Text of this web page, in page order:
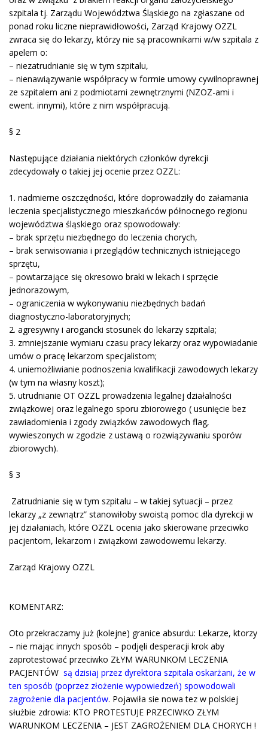
szpitala tj. Zarządu Województwa Śląskiego na zgłaszane od
ponad roku liczne nieprawidłowości, Zarząd Krajowy OZZL
zwraca się do lekarzy, którzy nie są pracownikami w/w szpitala z
apelem o:
– niezatrudnianie się w tym szpitalu,
– nienawiązywanie współpracy w formie umowy cywilnoprawnej
ze szpitalem ani z podmiotami zewnętrznymi (NZOZ-ami i
ewent. innymi), które z nim współpracują.
§ 2
Następujące działania niektórych członków dyrekcji
zdecydowały o takiej jej ocenie przez OZZL:
1. nadmierne oszczędności, które doprowadziły do załamania
leczenia specjalistycznego mieszkańców północnego regionu
województwa śląskiego oraz spowodowały:
– brak sprzętu niezbędnego do leczenia chorych,
– brak serwisowania i przeglądów technicznych istniejącego
sprzętu,
– powtarzające się okresowo braki w lekach i sprzęcie
jednorazowym,
– ograniczenia w wykonywaniu niezbędnych badań
diagnostyczno-laboratoryjnych;
2. agresywny i arogancki stosunek do lekarzy szpitala;
3. zmniejszanie wymiaru czasu pracy lekarzy oraz wypowiadanie
umów o pracę lekarzom specjalistom;
4. uniemożliwianie podnoszenia kwalifikacji zawodowych lekarzy
(w tym na własny koszt);
5. utrudnianie OT OZZL prowadzenia legalnej działalności
związkowej oraz legalnego sporu zbiorowego ( usunięcie bez
zawiadomienia i zgody związków zawodowych flag,
wywieszonych w zgodzie z ustawą o rozwiązywaniu sporów
zbiorowych).
§ 3
Zatrudnianie się w tym szpitalu – w takiej sytuacji – przez
lekarzy „z zewnątrz” stanowiłoby swoistą pomoc dla dyrekcji w
jej działaniach, które OZZL ocenia jako skierowane przeciwko
pacjentom, lekarzom i związkowi zawodowemu lekarzy.
Zarząd Krajowy OZZL
KOMENTARZ:
Oto przekraczamy już (kolejne) granice absurdu: Lekarze, ktorzy
– nie mając innych sposób – podjęli desperacji krok aby
zaprotestować przeciwko ZŁYM WARUNKOM LECZENIA
PACJENTÓW są dzisiaj przez dyrektora szpitala oskarżani, że w
ten sposób (poprzez złożenie wypowiedzeń) spowodowali
zagrożenie dla pacjentów. Pojawiła sie nowa tez w polskiej
służbie zdrowia: KTO PROTESTUJE PRZECIWKO ZŁYM
WARUNKOM LECZENIA – JEST ZAGROŻENIEM DLA CHORYCH !